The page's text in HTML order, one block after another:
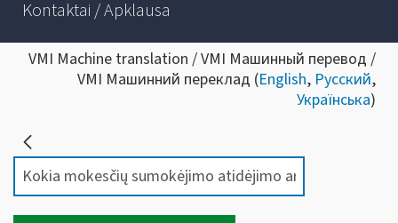
Kontaktai / Apklausa
VMI Machine translation / VMI Машинный перевод /
VMI Машинний переклад (English, Русский,
Українська)